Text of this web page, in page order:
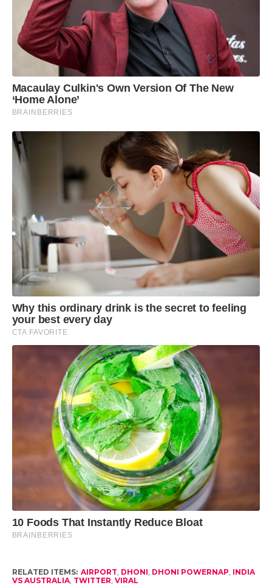
RELATED ITEMS: AIRPORT DHONI DHONI POWERNAP INDIA
VS AUSTRALIA, TWITTER VIRAL